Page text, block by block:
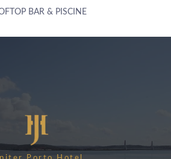
BAR & PISCINE
& RÉUNIONS
ACTUALITÉS
ENVIRONNEMENTALE
NUITS